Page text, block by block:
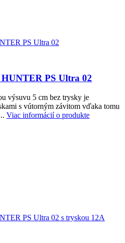
PS Ultra 02
výsuvu 5 cm bez trysky je
s vútorným závitom vďaka tomu
Viac informácií o produkte